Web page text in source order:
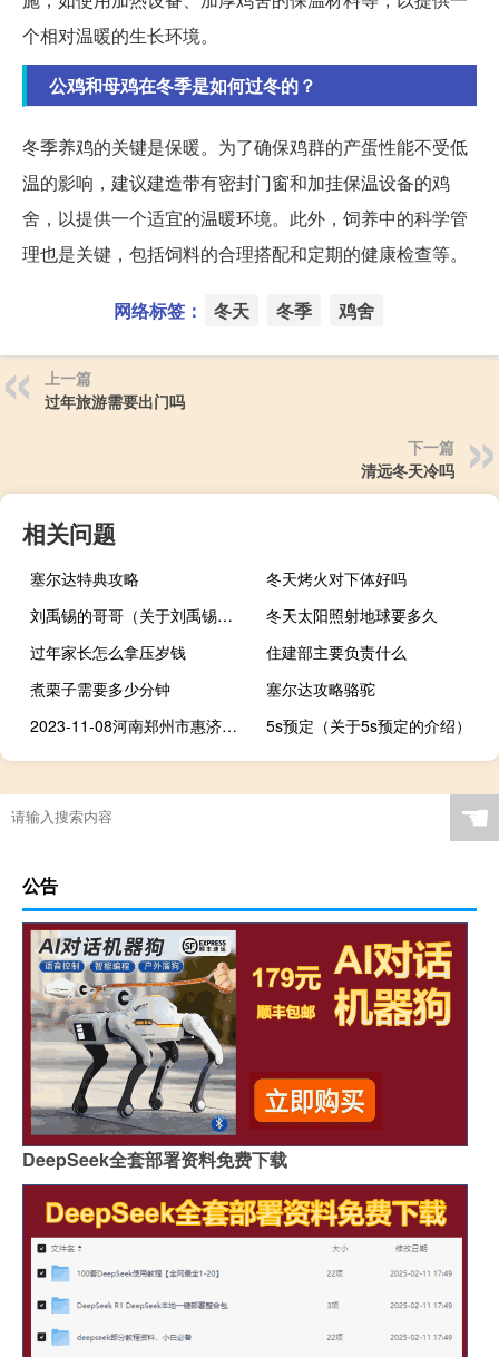
个相对温暖的生长环境。
公鸡和母鸡在冬季是如何过冬的？
冬季养鸡的关键是保暖。为了确保鸡群的产蛋性能不受低
温的影响，建议建造带有密封门窗和加挂保温设备的鸡
舍，以提供一个适宜的温暖环境。此外，饲养中的科学管
理也是关键，包括饲料的合理搭配和定期的健康检查等。
网络标签： 冬天 冬季 鸡舍
上一篇
过年旅游需要出门吗
下一篇
清远冬天冷吗
相关问题
塞尔达特典攻略
冬天烤火对下体好吗
刘禹锡的哥哥（关于刘禹锡的哥哥的介绍）
冬天太阳照射地球要多久
过年家长怎么拿压岁钱
住建部主要负责什么
煮栗子需要多少分钟
塞尔达攻略骆驼
2023-11-08河南郑州市惠济区(鹿茸菇)的报价是多少
5s预定（关于5s预定的介绍）
☚
公告
DeepSeek全套部署资料免费下载